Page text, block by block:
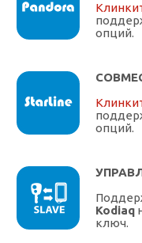
опций.
опций.
Kodiaq
ключ.